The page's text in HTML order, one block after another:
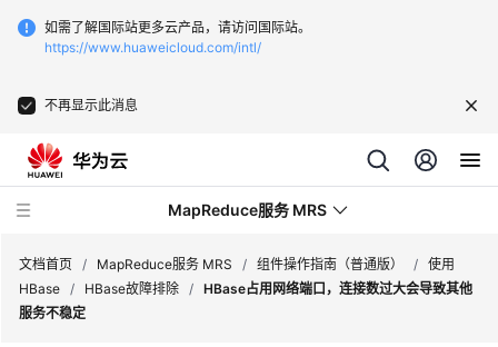
如需了解国际站更多云产品，请访问国际站。
https://www.huaweicloud.com/intl/
不再显示此消息
MapReduce服务 MRS
文档首页 / MapReduce服务 MRS / 组件操作指南（普通版） / 使用
HBase / HBase故障排除 / HBase占用网络端口，连接数过大会导致其他
服务不稳定